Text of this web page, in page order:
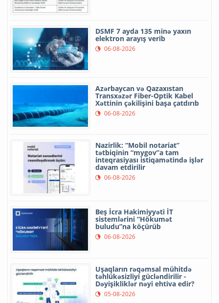
DSMF 7 ayda 135 minə yaxın
elektron arayış verib
06-08-2026
Azərbaycan və Qazaxıstan
Transxəzər Fiber-Optik Kabel
Xəttinin çəkilişini başa çatdırıb
06-08-2026
Nazirlik: “Mobil notariat”
tətbiqinin “mygov”a tam
inteqrasiyası istiqamətində işlər
davam etdirilir
06-08-2026
Beş İcra Hakimiyyəti İT
sistemlərini “Hökumət
buludu”na köçürüb
06-08-2026
Uşaqların rəqəmsal mühitdə
təhlükəsizliyi gücləndirilir -
Dəyişikliklər nəyi ehtiva edir?
05-08-2026